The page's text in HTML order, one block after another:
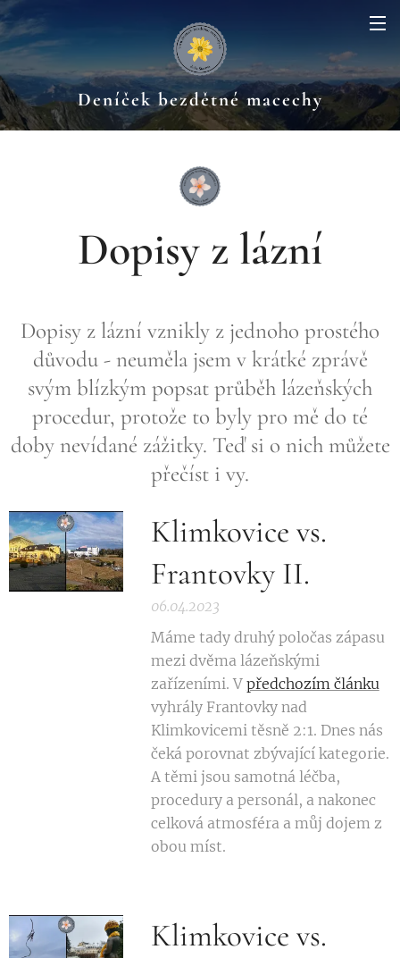
Deníček bezdětné macechy
Dopisy z lázní
Dopisy z lázní vznikly z jednoho prostého
důvodu - neuměla jsem v krátké zprávě
svým blízkým popsat průběh lázeňských
procedur, protože to byly pro mě do té
doby nevídané zážitky. Teď si o nich můžete
přečíst i vy.
Klimkovice vs.
Frantovky II.
06.04.2023
Máme tady druhý poločas zápasu
mezi dvěma lázeňskými
zařízeními. V předchozím článku
vyhrály Frantovky nad
Klimkovicemi těsně 2:1. Dnes nás
čeká porovnat zbývající kategorie.
A těmi jsou samotná léčba,
procedury a personál, a nakonec
celková atmosféra a můj dojem z
obou míst.
Klimkovice vs.